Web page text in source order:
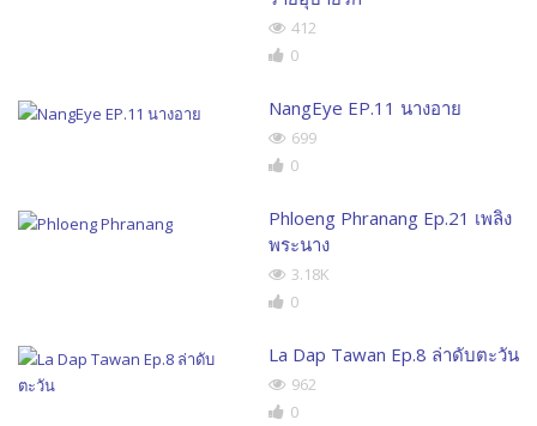
412
0
NangEye EP.11 นางอาย
699
0
Phloeng Phranang Ep.21 เพลิง
พระนาง
3.18K
0
La Dap Tawan Ep.8 ล่าดับตะวัน
962
0